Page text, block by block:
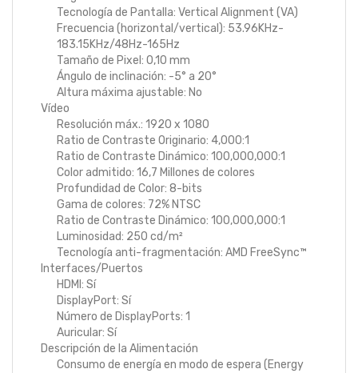
Tecnología de Pantalla: Vertical Alignment (VA)
Frecuencia (horizontal/vertical): 53.96KHz-
183.15KHz/48Hz-165Hz
Tamaño de Pixel: 0,10 mm
Ángulo de inclinación: -5° a 20°
Altura máxima ajustable: No
Vídeo
Resolución máx.: 1920 x 1080
Ratio de Contraste Originario: 4,000:1
Ratio de Contraste Dinámico: 100,000,000:1
Color admitido: 16,7 Millones de colores
Profundidad de Color: 8-bits
Gama de colores: 72% NTSC
Ratio de Contraste Dinámico: 100,000,000:1
Luminosidad: 250 cd/m²
Tecnología anti-fragmentación: AMD FreeSync™
Interfaces/Puertos
HDMI: Sí
DisplayPort: Sí
Número de DisplayPorts: 1
Auricular: Sí
Descripción de la Alimentación
Consumo de energía en modo de espera (Energy